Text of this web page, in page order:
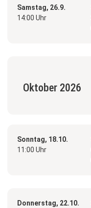
Samstag, 26.9.
14:00 Uhr
Oktober 2026
Sonntag, 18.10.
11:00 Uhr
Donnerstag, 22.10.